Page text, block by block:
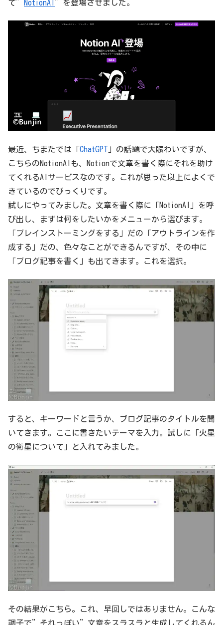
て”
NotionAI ”を登場させました。
最近、ちまたでは「ChatGPT 」の話題で大賑わいですが、
こちらのNotionAIも、Notionで文章を書く際にそれを助け
てくれるAIサービスなのです。これが思った以上によくで
きているのでびっくりです。
試しにやってみました。文章を書く際に「NotionAI」を呼
び出し、まずは何をしたいかをメニューから選びます。
「ブレインストーミングをする」だの「アウトラインを作
成する」だの、色々なことができるんですが、その中に
「ブログ記事を書く」も出てきます。これを選択。
すると、キーワードと言うか、ブログ記事のタイトルを聞
いてきます。ここに書きたいテーマを入力。試しに「火星
の衛星について」と入れてみました。
その結果がこちら。これ、早回しではありません。こんな
調子で”それっぽい”文章をスラスラと生成してくれるん